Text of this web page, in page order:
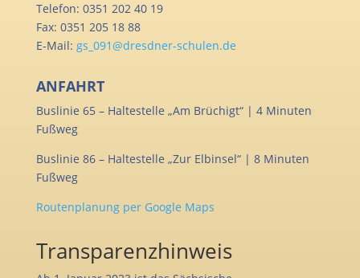
Telefon: 0351 202 40 19
Fax: 0351 205 18 88
E-Mail: gs_091@dresdner-schulen.de
ANFAHRT
Buslinie 65 – Haltestelle „Am Brüchigt“ | 4 Minuten
Fußweg
Buslinie 86 – Haltestelle „Zur Elbinsel“ | 8 Minuten
Fußweg
Routenplanung per Google Maps
Transparenzhinweis